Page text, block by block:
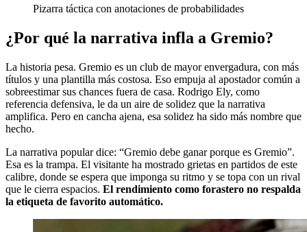
Pizarra táctica con anotaciones de probabilidades
¿Por qué la narrativa infla a Gremio?
La historia pesa. Gremio es un club de mayor envergadura, con más
títulos y una plantilla más costosa. Eso empuja al apostador común a
sobreestimar sus chances fuera de casa. Rodrigo Ely, como
referencia defensiva, le da un aire de solidez que la narrativa
amplifica. Pero en cancha ajena, esa solidez ha sido más nombre que
hecho.
La narrativa popular dice: “Gremio debe ganar porque es Gremio”.
Esa es la trampa. El visitante ha mostrado grietas en partidos de este
calibre, donde se espera que imponga su ritmo y se topa con un rival
que le cierra espacios. El rendimiento como forastero no respalda
la etiqueta de favorito automático.